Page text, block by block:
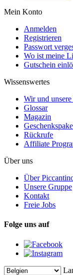
Mein Konto
Anmelden
Registrieren
Passwort
Wo ist meine
Gutschein
Wissenswertes
Wir und
Glossar
Magazin
Rückrufe
Affiliate
Über uns
Über
Unsere Gruppe
Kontakt
Freie Jobs
Folge uns auf